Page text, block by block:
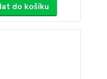
do košíku